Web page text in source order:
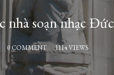
nhà soạn nhạc Đức
0 COMMENT 1114 VIEWS